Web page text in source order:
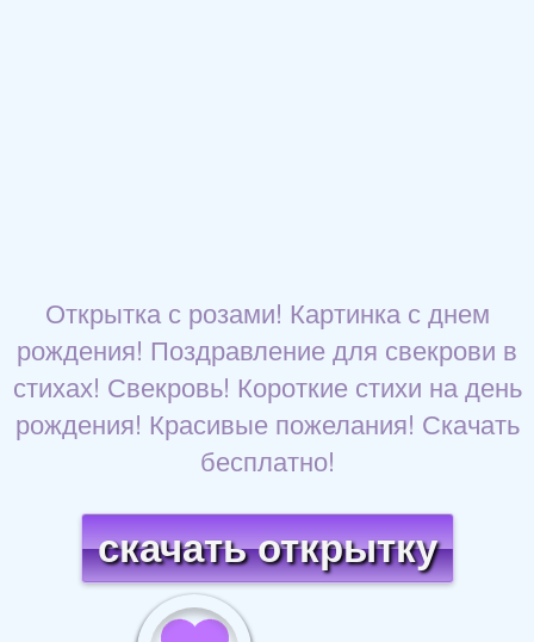
Открытка с розами! Картинка с днем
рождения! Поздравление для свекрови в
стихах! Свекровь! Короткие стихи на день
рождения! Красивые пожелания! Скачать
бесплатно!
скачать открытку